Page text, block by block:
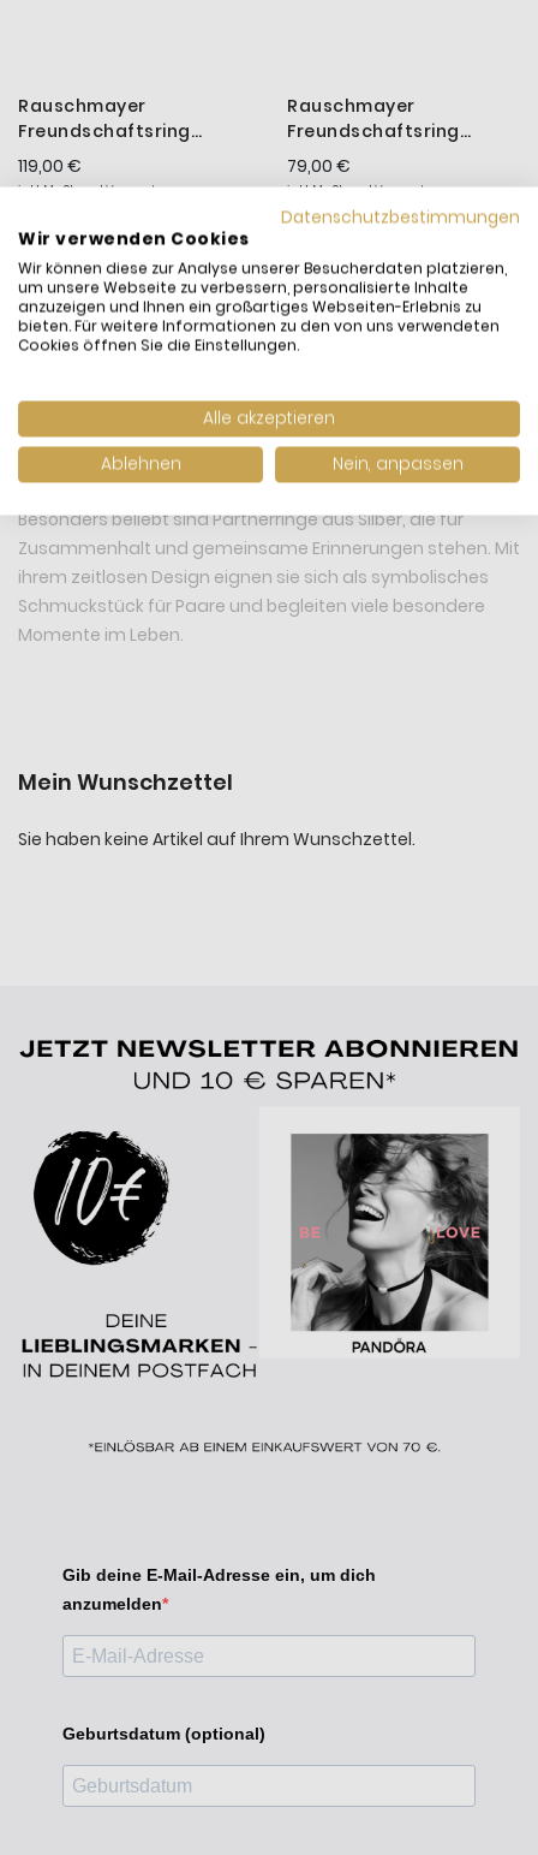
Rauschmayer
Freundschaftsring
Herren Love Birds Silber
14-00002 Gr. 56
119,00 €
inkl. MwSt. undVersand
lieferbar
Rauschmayer
Freundschaftsring
Herren Love Birds Silber
14-00083
79,00 €
inkl. MwSt. undVersand
Versandfertig: bitte Variante
Herrenringesind zeitlose Begleiter mit persönlicher
Bedeutung. Ob als dezentes Schmuckstück für den Alltag
oder als Zeichen der Verbundenheit – sie unterstreichen
Partnerringe für besondere
Verbindungen
Besonders beliebt sind Partnerringe aus Silber, die für
Zusammenhalt und gemeinsame Erinnerungen stehen. Mit
ihrem zeitlosen Design eignen sie sich als symbolisches
Schmuckstück für Paare und begleiten viele besondere
Momente im Leben.
Mein Wunschzettel
Sie haben keine Artikel auf Ihrem Wunschzettel.
Gib deine E-Mail-Adresse ein, um dich
anzumelden
Geburtsdatum (optional)
Datenschutzbestimmungen
Wir verwenden Cookies
Wir können diese zur Analyse unserer Besucherdaten platzieren,
um unsere Webseite zu verbessern, personalisierte Inhalte
anzuzeigen und Ihnen ein großartiges Webseiten-Erlebnis zu
bieten. Für weitere Informationen zu den von uns verwendeten
Cookies öffnen Sie die Einstellungen.
Alle akzeptieren
Ablehnen
Nein, anpassen